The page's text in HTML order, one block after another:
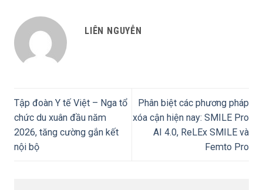
LIÊN NGUYỄN
Tập đoàn Y tế Việt – Nga tổ
chức du xuân đầu năm
2026, tăng cường gắn kết
nội bộ
Phân biệt các phương pháp
xóa cận hiện nay: SMILE Pro
AI 4.0, ReLEx SMILE và
Femto Pro